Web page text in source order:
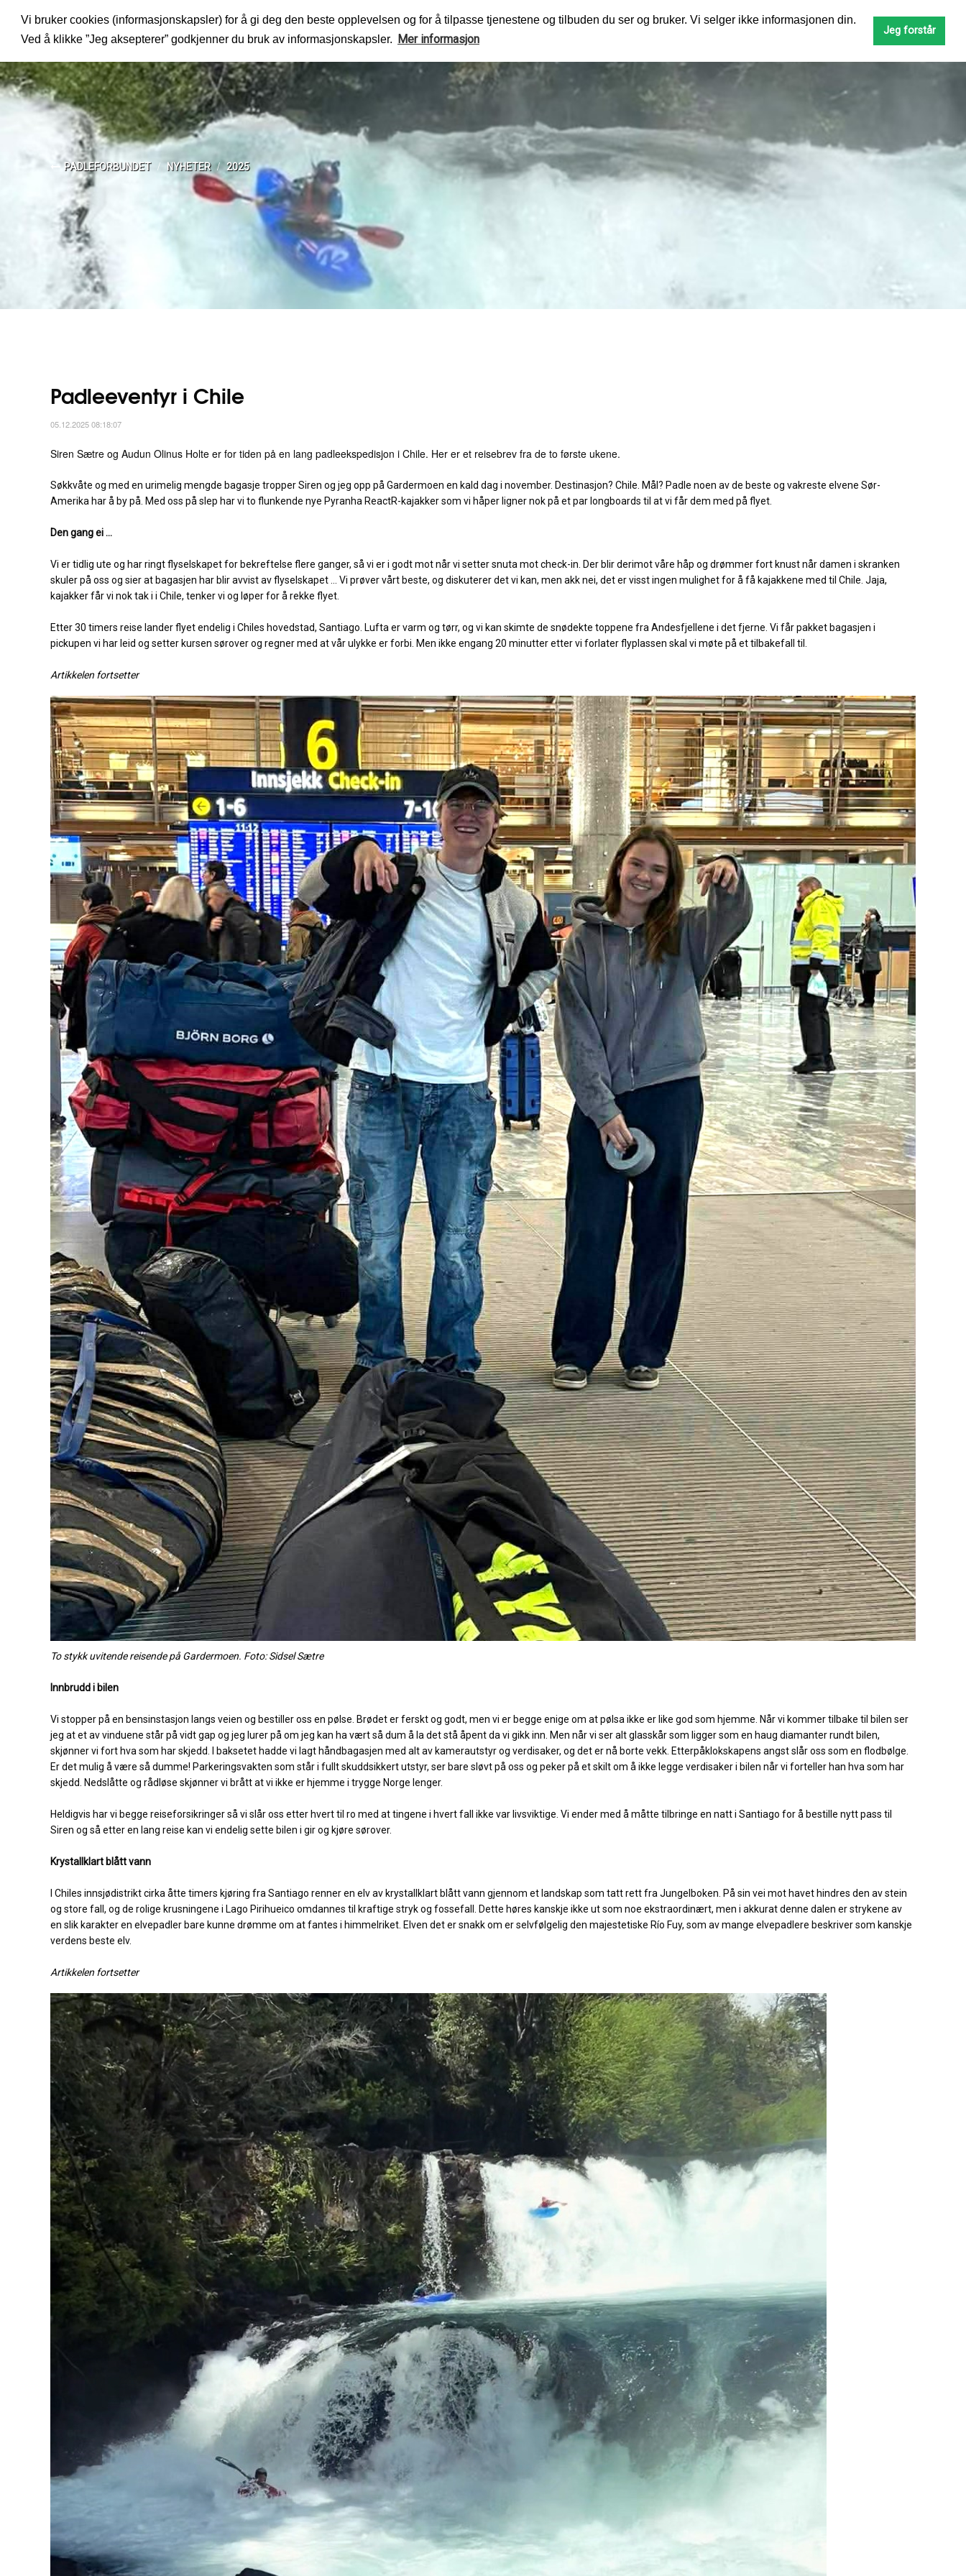
Vi bruker cookies (informasjonskapsler) for å gi deg den beste opplevelsen og for å tilpasse tjenestene og tilbuden du ser og bruker. Vi selger ikke informasjonen din.
Ved å klikke ”Jeg aksepterer” godkjenner du bruk av informasjonskapsler.
Mer informasjon
Jeg forstår
MENY SØK
PADLEFORBUNDET NYHETER 2025
Padleeventyr i Chile
05.12.2025 08:18:07
Siren Sætre og Audun Olinus Holte er for tiden på en lang padleekspedisjon i Chile. Her er et reisebrev fra de to første ukene.
Søkkvåte og med en urimelig mengde bagasje tropper Siren og jeg opp på Gardermoen en kald dag i november. Destinasjon? Chile. Mål? Padle noen av de beste og vakreste elvene Sør-
Amerika har å by på. Med oss på slep har vi to flunkende nye Pyranha ReactR-kajakker som vi håper ligner nok på et par longboards til at vi får dem med på flyet.
Den gang ei …
Vi er tidlig ute og har ringt flyselskapet for bekreftelse flere ganger, så vi er i godt mot når vi setter snuta mot check-in. Der blir derimot våre håp og drømmer fort knust når damen i skranken
skuler på oss og sier at bagasjen har blir avvist av flyselskapet ... Vi prøver vårt beste, og diskuterer det vi kan, men akk nei, det er visst ingen mulighet for å få kajakkene med til Chile. Jaja,
kajakker får vi nok tak i i Chile, tenker vi og løper for å rekke flyet.
Etter 30 timers reise lander flyet endelig i Chiles hovedstad, Santiago. Lufta er varm og tørr, og vi kan skimte de snødekte toppene fra Andesfjellene i det fjerne. Vi får pakket bagasjen i
pickupen vi har leid og setter kursen sørover og regner med at vår ulykke er forbi. Men ikke engang 20 minutter etter vi forlater flyplassen skal vi møte på et tilbakefall til.
Artikkelen fortsetter
To stykk uvitende reisende på Gardermoen. Foto: Sidsel Sætre
Innbrudd i bilen
Vi stopper på en bensinstasjon langs veien og bestiller oss en pølse. Brødet er ferskt og godt, men vi er begge enige om at pølsa ikke er like god som hjemme. Når vi kommer tilbake til bilen ser
jeg at et av vinduene står på vidt gap og jeg lurer på om jeg kan ha vært så dum å la det stå åpent da vi gikk inn. Men når vi ser alt glasskår som ligger som en haug diamanter rundt bilen,
skjønner vi fort hva som har skjedd. I baksetet hadde vi lagt håndbagasjen med alt av kamerautstyr og verdisaker, og det er nå borte vekk. Etterpåklokskapens angst slår oss som en flodbølge.
Er det mulig å være så dumme! Parkeringsvakten som står i fullt skuddsikkert utstyr, ser bare sløvt på oss og peker på et skilt om å ikke legge verdisaker i bilen når vi forteller han hva som har
skjedd. Nedslåtte og rådløse skjønner vi brått at vi ikke er hjemme i trygge Norge lenger.
Heldigvis har vi begge reiseforsikringer så vi slår oss etter hvert til ro med at tingene i hvert fall ikke var livsviktige. Vi ender med å måtte tilbringe en natt i Santiago for å bestille nytt pass til
Siren og så etter en lang reise kan vi endelig sette bilen i gir og kjøre sørover.
Krystallklart blått vann
I Chiles innsjødistrikt cirka åtte timers kjøring fra Santiago renner en elv av krystallklart blått vann gjennom et landskap som tatt rett fra Jungelboken. På sin vei mot havet hindres den av stein
og store fall, og de rolige krusningene i Lago Pirihueico omdannes til kraftige stryk og fossefall. Dette høres kanskje ikke ut som noe ekstraordinært, men i akkurat denne dalen er strykene av
en slik karakter en elvepadler bare kunne drømme om at fantes i himmelriket. Elven det er snakk om er selvfølgelig den majestetiske Río Fuy, som av mange elvepadlere beskriver som kanskje
verdens beste elv.
Artikkelen fortsetter